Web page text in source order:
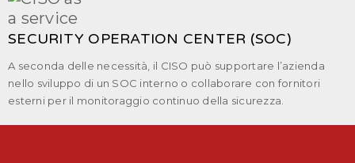
SECURITY OPERATION CENTER (SOC)
A seconda delle necessità, il CISO può supportare l’azienda
nello sviluppo di un SOC interno o collaborare con fornitori
esterni per il monitoraggio continuo della sicurezza.